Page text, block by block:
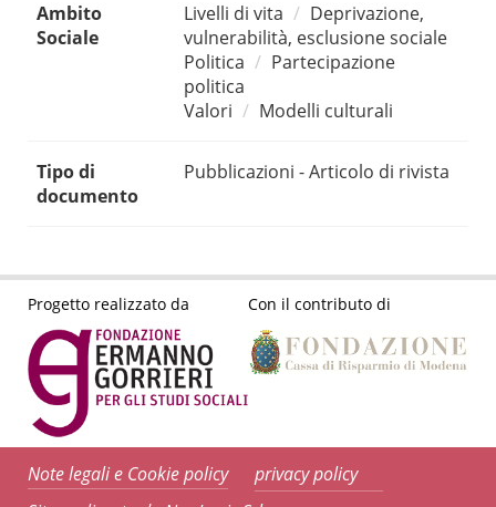
Ambito
Sociale
Livelli di vita
Deprivazione,
vulnerabilità, esclusione sociale
Politica
Partecipazione
politica
Valori
Modelli culturali
Tipo di
documento
Pubblicazioni - Articolo di rivista
Progetto realizzato da Con il contributo di
Note legali e Cookie policy
privacy policy